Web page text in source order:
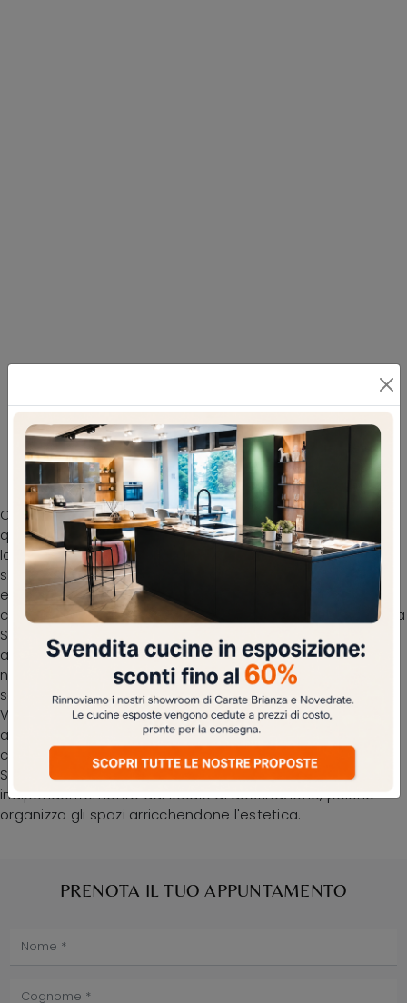
Scopri le Sedie classiche La Seggiola: il
modello Vecchio Veneto da cucina presente in
foto ti aspetta
Oltre ad essere veramente confortevole e ergonomica,
questa sedia in legno ti garantirà una totale vivibilità nei
locali dove si sta insieme con familiari e amici. Nel nostro
showroom potrai visionare in prima persona le più
esclusive proposte sul mercato, tra cui anche quelle da
cucina classiche firmate dal noto e conosciuto marchio La
Seggiola. Le sedie rappresentano tra i mobili ed elementi
accessori imprescindibili in ogni casa, perciò disponiamo
nel nostro showroom di una vasta serie di soluzioni da
scegliere basandoti sulle tue preferenze. Sedia Vecchio
Veneto di La Seggiola in legno: sarà in grado di attrezzare
al meglio l'area pranzo o il living della tua abitazione,
coniugando doti di praticità e design. Ogni soluzione La
Seggiola assicura un elevato contenuto estetico
indipendentemente dal locale di destinazione, poiché
organizza gli spazi arricchendone l'estetica.
PRENOTA IL TUO APPUNTAMENTO